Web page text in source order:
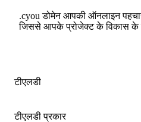
.cyou डोमेन आपकी ऑनलाइन
जिससे आपके प्रोजेक्ट के विकास के
टीएलडी
टीएलडी प्रकार